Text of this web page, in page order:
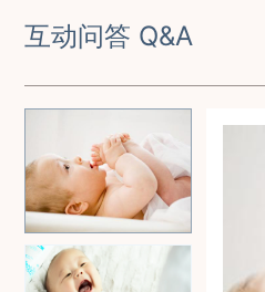
互动问答 Q&A